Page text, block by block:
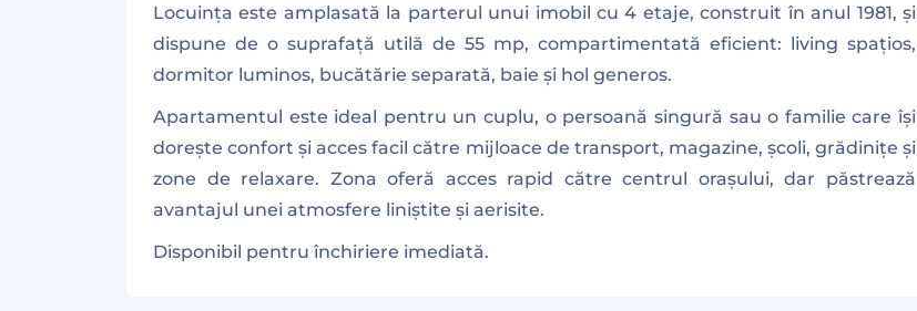
Locuința este amplasată la parterul unui imobil cu 4 etaje, construit în anul 1981, și
dispune de o suprafață utilă de 55 mp, compartimentată eficient: living spațios,
dormitor luminos, bucătărie separată, baie și hol generos.
Apartamentul este ideal pentru un cuplu, o persoană singură sau o familie care își
dorește confort și acces facil către mijloace de transport, magazine, școli, grădinițe și
zone de relaxare. Zona oferă acces rapid către centrul orașului, dar păstrează
avantajul unei atmosfere liniștite și aerisite.
Disponibil pentru închiriere imediată.